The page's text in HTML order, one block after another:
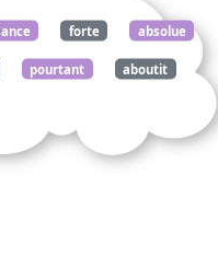
forte absolue
pourtant aboutit
1878